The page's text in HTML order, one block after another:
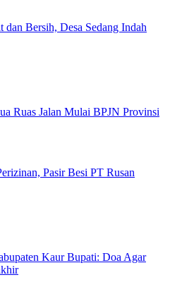
Bersih, Desa Sedang Indah
Ruas Jalan Mulai BPJN Provinsi
Pasir Besi PT Rusan
Kaur Bupati: Doa Agar